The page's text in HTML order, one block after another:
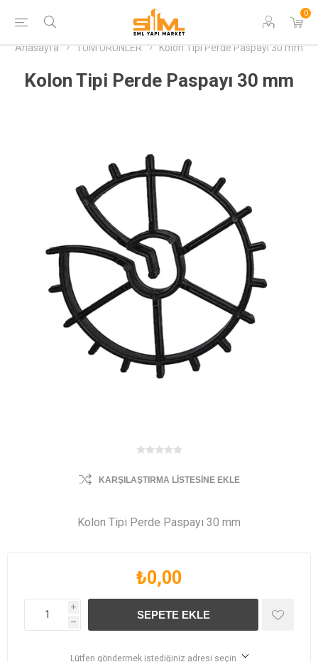
0
Anasayfa TÜM ÜRÜNLER Kolon Tipi Perde Paspayı 30 mm
Kolon Tipi Perde Paspayı 30 mm
KARŞILAŞTIRMA LISTESINE EKLE
Kolon Tipi Perde Paspayı 30 mm
₺0,00
i
h
Lütfen göndermek istediğiniz adresi seçin